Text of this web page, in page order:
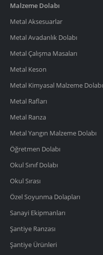
Malzeme Dolabı
Metal Aksesuarlar
Metal Avadanlık Dolabı
Metal Çalışma Masaları
Metal Keson
Metal Kimyasal Malzeme Dolabı
Metal Rafları
Metal Ranza
Metal Yangın Malzeme Dolabı
Öğretmen Dolabı
Okul Sınıf Dolabı
Okul Sırası
Özel Soyunma Dolapları
Sanayi Ekipmanları
Şantiye Ranzası
Şantiye Ürünleri